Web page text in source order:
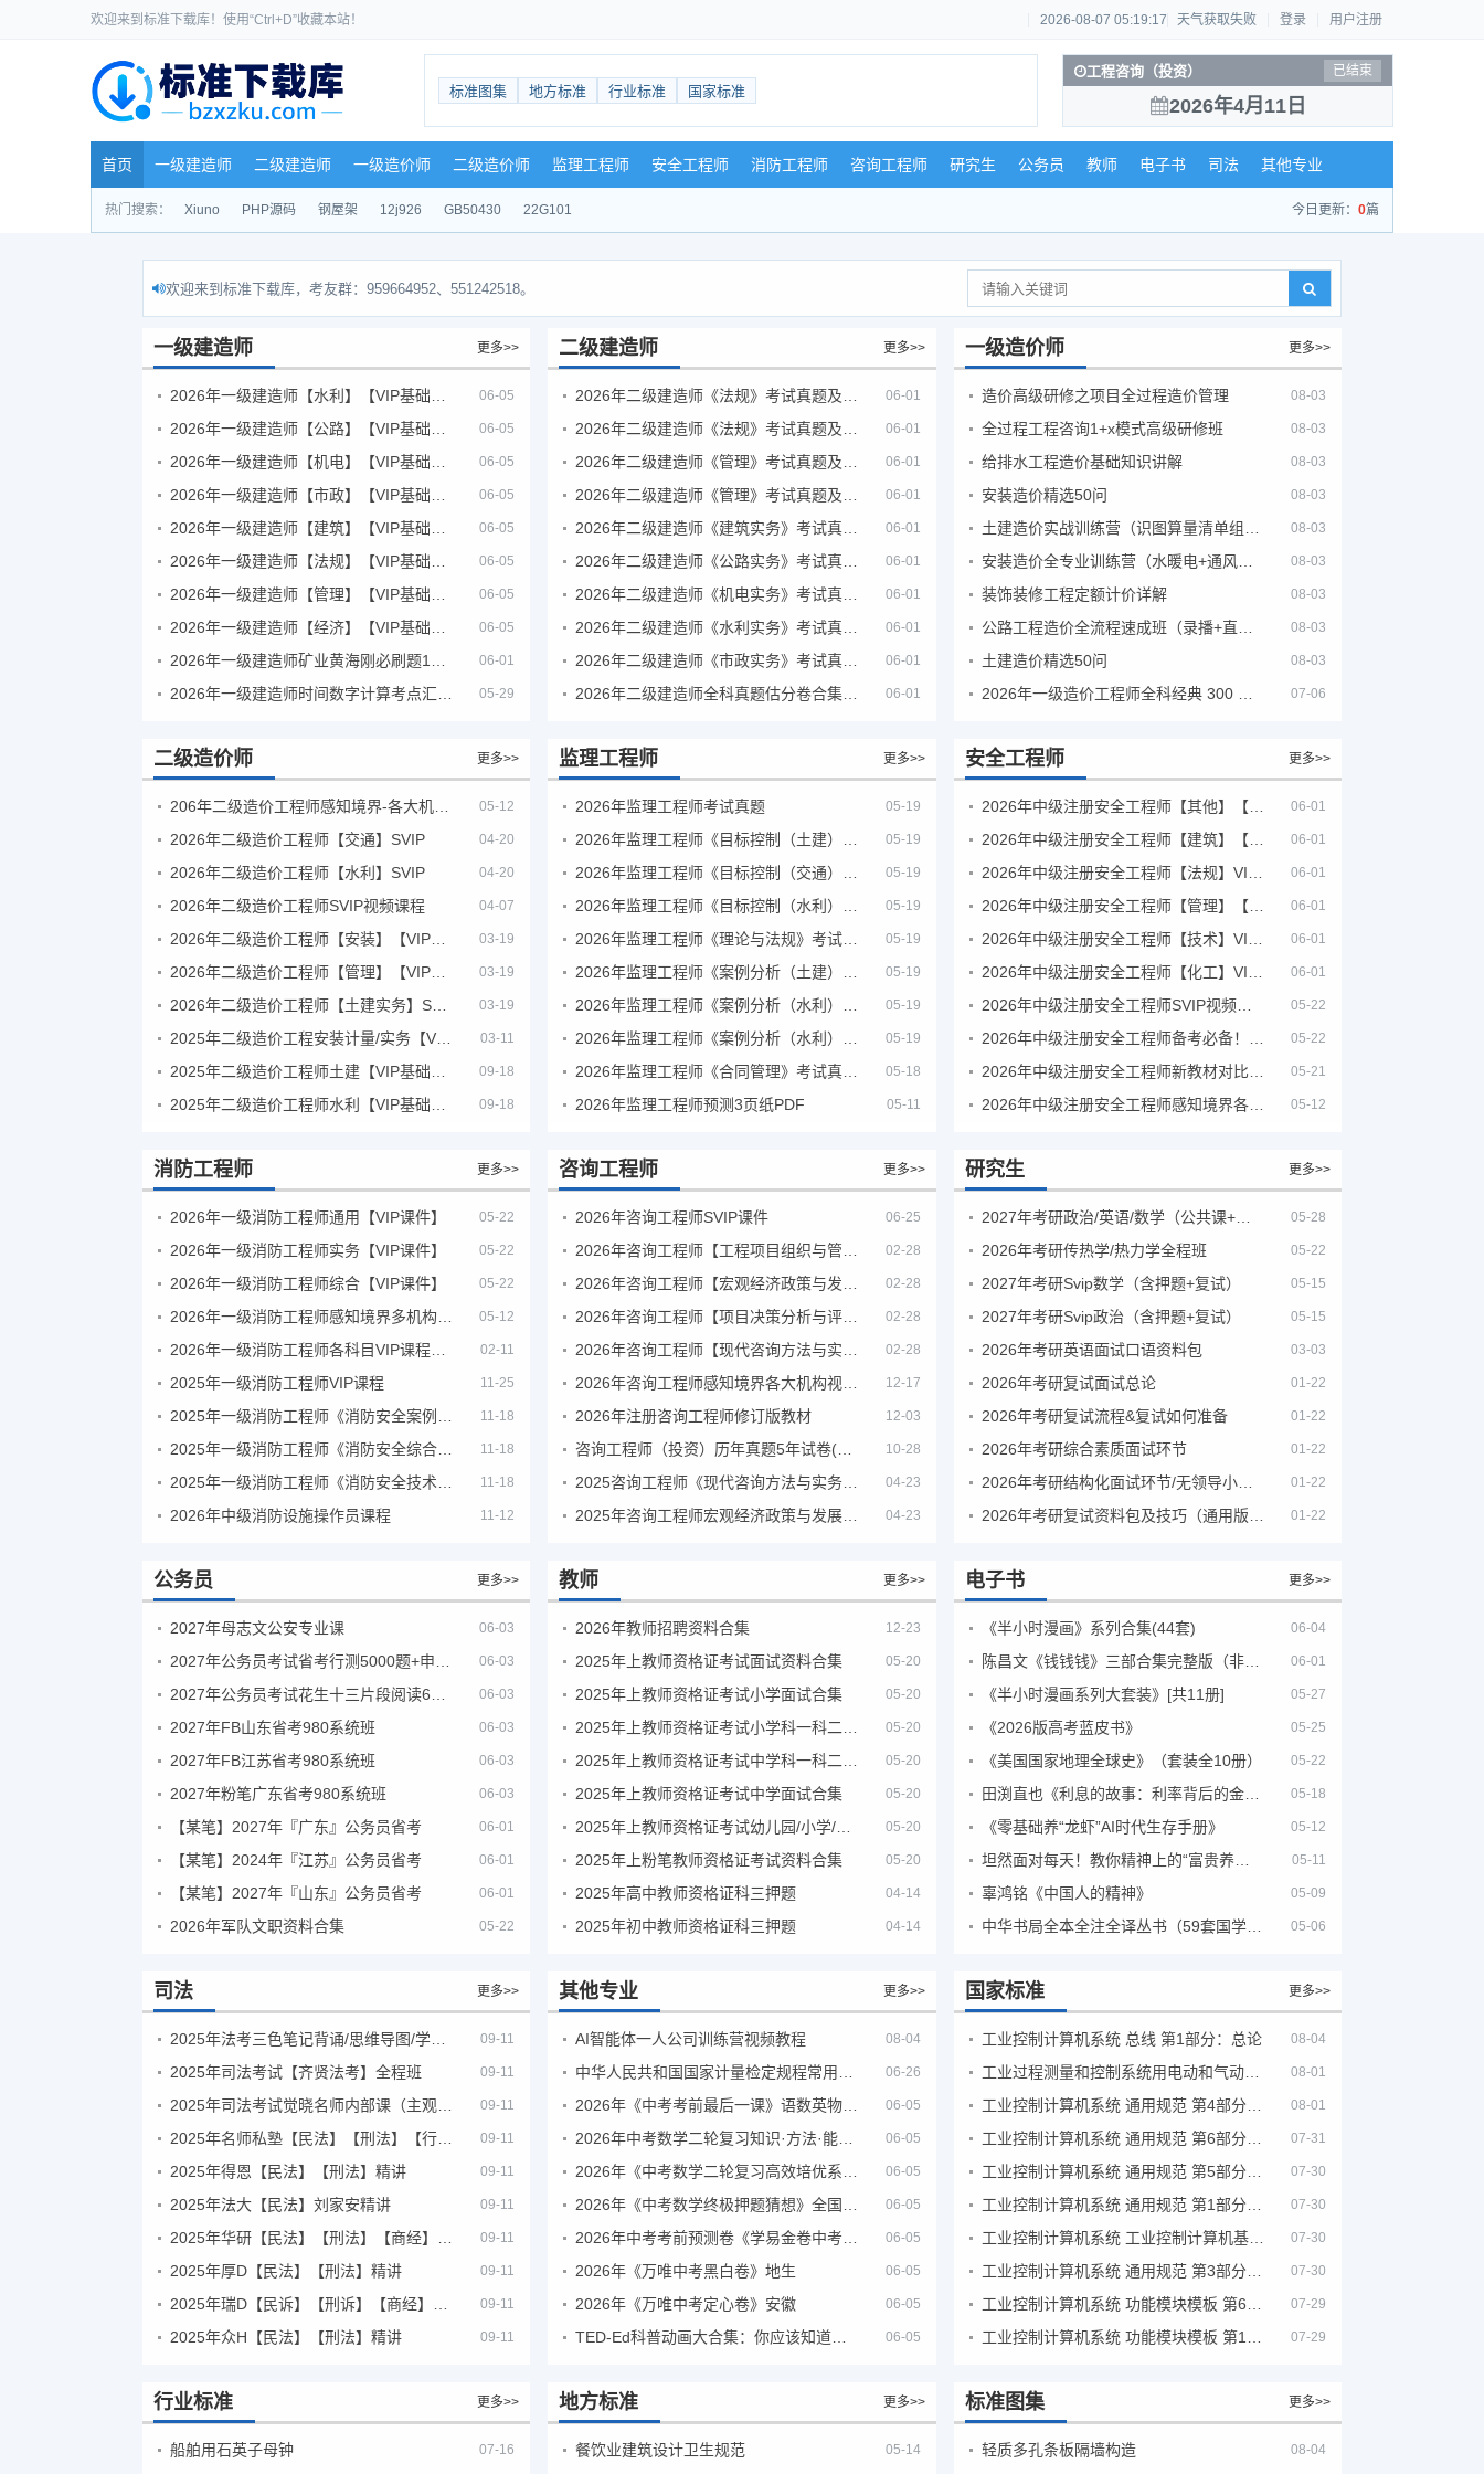
欢迎来到标准下载库！使用“Ctrl+D”收藏本站！ 2026-08-07 05:19:17 天气获取失败 登录 用户注册
标准图集 地方标准 行业标准 国家标准
工程咨询（投资） 已结束
2026年4月11日
首页 一级建造师 二级建造师 一级造价师 二级造价师 监理工程师 安全工程师 消防工程师 咨询工程师 研究生 公务员 教师 电子书 司法 其他专业
热门搜索： Xiuno PHP源码 钢屋架 12j926 GB50430 22G101 今日更新： 0篇
欢迎来到标准下载库，考友群：959664952、551242518。
一级建造师 更多>>
06-05
06-05
06-05
06-05
06-05
06-05
06-05
06-05
06-01
05-29
二级建造师 更多>>
06-01
06-01
06-01
06-01
06-01
06-01
06-01
06-01
06-01
06-01
一级造价师 更多>>
造价高级研修之项目全过程造价管理 08-03
全过程工程咨询1+x模式高级研修班 08-03
给排水工程造价基础知识讲解 08-03
安装造价精选50问 08-03
08-03
08-03
装饰装修工程定额计价详解 08-03
08-03
土建造价精选50问 08-03
07-06
二级造价师 更多>>
05-12
2026年二级造价工程师【交通】SVIP 04-20
2026年二级造价工程师【水利】SVIP 04-20
2026年二级造价工程师SVIP视频课程 04-07
03-19
03-19
03-19
03-11
09-18
09-18
监理工程师 更多>>
2026年监理工程师考试真题 05-19
05-19
05-19
05-19
05-19
05-19
05-19
05-19
05-18
2026年监理工程师预测3页纸PDF 05-11
安全工程师 更多>>
2026年中级注册安全工程师【其他】【VIP基础同步班】 06-01
2026年中级注册安全工程师【建筑】【VIP基础同步班】 06-01
06-01
2026年中级注册安全工程师【管理】【VIP基础同步班】 06-01
06-01
06-01
2026年中级注册安全工程师SVIP视频课程 05-22
05-22
05-21
2026年中级注册安全工程师感知境界各大机构课程 05-12
消防工程师 更多>>
2026年一级消防工程师通用【VIP课件】 05-22
2026年一级消防工程师实务【VIP课件】 05-22
2026年一级消防工程师综合【VIP课件】 05-22
05-12
02-11
2025年一级消防工程师VIP课程 11-25
11-18
11-18
11-18
2026年中级消防设施操作员课程 11-12
咨询工程师 更多>>
2026年咨询工程师SVIP课件 06-25
02-28
02-28
02-28
02-28
12-17
2026年注册咨询工程师修订版教材 12-03
10-28
04-23
04-23
研究生 更多>>
2027年考研政治/英语/数学（公共课+专业课） 05-28
2026年考研传热学/热力学全程班 05-22
2027年考研Svip数学（含押题+复试） 05-15
2027年考研Svip政治（含押题+复试） 05-15
2026年考研英语面试口语资料包 03-03
2026年考研复试面试总论 01-22
2026年考研复试流程&复试如何准备 01-22
2026年考研综合素质面试环节 01-22
2026年考研结构化面试环节/无领导小组面试环节/面试技巧及简历书写 01-22
01-22
公务员 更多>>
2027年母志文公安专业课 06-03
06-03
06-03
2027年FB山东省考980系统班 06-03
2027年FB江苏省考980系统班 06-03
2027年粉笔广东省考980系统班 06-03
【某笔】2027年『广东』公务员省考 06-01
【某笔】2024年『江苏』公务员省考 06-01
【某笔】2027年『山东』公务员省考 06-01
2026年军队文职资料合集 05-22
教师 更多>>
2026年教师招聘资料合集 12-23
2025年上教师资格证考试面试资料合集 05-20
2025年上教师资格证考试小学面试合集 05-20
05-20
05-20
2025年上教师资格证考试中学面试合集 05-20
05-20
2025年上粉笔教师资格证考试资料合集 05-20
2025年高中教师资格证科三押题 04-14
2025年初中教师资格证科三押题 04-14
电子书 更多>>
《半小时漫画》系列合集(44套) 06-04
陈昌文《钱钱钱》三部合集完整版（非出版书籍） 06-01
《半小时漫画系列大套装》[共11册] 05-27
《2026版高考蓝皮书》 05-25
《美国国家地理全球史》（套装全10册） 05-22
田渕直也《利息的故事：利率背后的金融世界》 05-18
《零基础养“龙虾”AI时代生存手册》 05-12
05-11
辜鸿铭《中国人的精神》 05-09
中华书局全本全注全译丛书（59套国学经典） 05-06
司法 更多>>
09-11
2025年司法考试【齐贤法考】全程班 09-11
09-11
09-11
2025年得恩【民法】【刑法】精讲 09-11
2025年法大【民法】刘家安精讲 09-11
09-11
2025年厚D【民法】【刑法】精讲 09-11
09-11
2025年众H【民法】【刑法】精讲 09-11
其他专业 更多>>
AI智能体一人公司训练营视频教程 08-04
06-26
06-05
06-05
06-05
06-05
06-05
2026年《万唯中考黑白卷》地生 06-05
2026年《万唯中考定心卷》安徽 06-05
06-05
国家标准 更多>>
工业控制计算机系统 总线 第1部分：总论 08-04
工业过程测量和控制系统用电动和气动模拟计算器性能评定方法 08-01
08-01
07-31
07-30
07-30
工业控制计算机系统 工业控制计算机基本平台 第2部分：性能评定方法 07-30
07-30
07-29
07-29
行业标准 更多>>
船舶用石英子母钟 07-16
地方标准 更多>>
餐饮业建筑设计卫生规范 05-14
标准图集 更多>>
轻质多孔条板隔墙构造 08-04